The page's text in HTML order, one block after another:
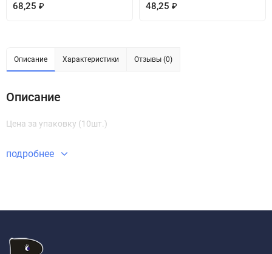
68,25 ₽ 48,25 ₽
Описание Характеристики Отзывы (0)
Описание
Цена за упаковку (10шт.)
подробнее